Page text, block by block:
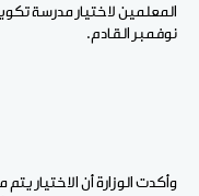
المعلمين لاختيار مدرسة
نوفمبر القادم.
وأكدت الوزارة أن الاختيار